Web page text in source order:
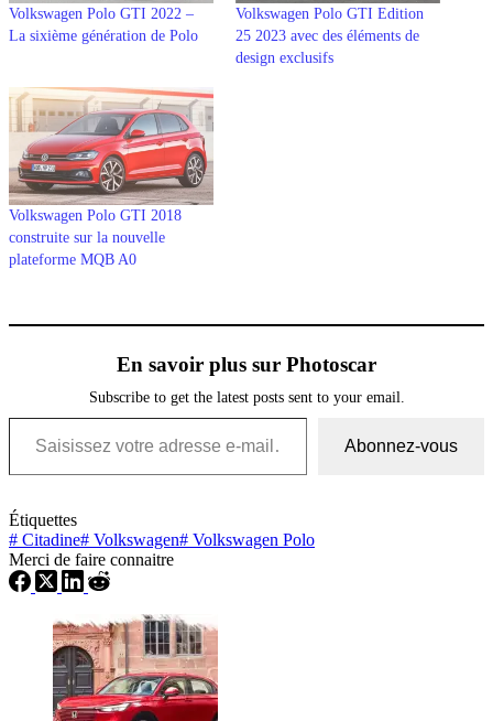
Volkswagen Polo GTI 2022 –
La sixième génération de Polo
Volkswagen Polo GTI Edition
25 2023 avec des éléments de
design exclusifs
Volkswagen Polo GTI 2018
construite sur la nouvelle
plateforme MQB A0
En savoir plus sur Photoscar
Subscribe to get the latest posts sent to your email.
Saisissez votre adresse e-mail…
Abonnez-vous
Étiquettes
# Citadine# Volkswagen# Volkswagen Polo
Merci de faire connaitre